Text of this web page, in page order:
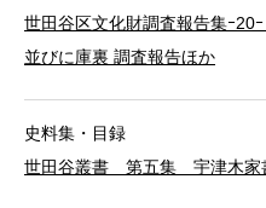
世田谷区文化財調査報告集ｰ
並びに庫裏 調査報告ほか
史料集・目録
世田谷叢書 第五集 宇津木家